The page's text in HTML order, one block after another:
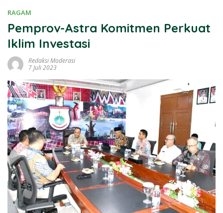
RAGAM
Pemprov-Astra Komitmen Perkuat
Iklim Investasi
Redaksi Moderasi
7 Juli 2023